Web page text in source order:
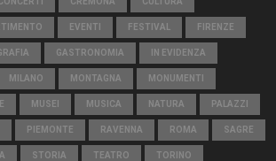
EVENTI FESTIVAL FIRENZE
GASTRONOMIA IN EVIDENZA
MILANO MONTAGNA MONUMENTI
MUSEI MUSICA NATURA PALAZZI
PIEMONTE RAVENNA ROMA SAGRE
STORIA TEATRO TORINO